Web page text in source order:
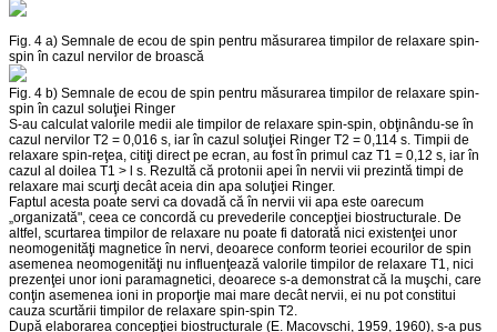
Fig. 4 a) Semnale de ecou de spin pentru măsurarea timpilor de relaxare spin-
spin în cazul nervilor de broască
Fig. 4 b) Semnale de ecou de spin pentru măsurarea timpilor de relaxare spin-
spin în cazul soluţiei Ringer
S-au calculat valorile medii ale timpilor de relaxare spin-spin, obţinându-se în
cazul nervilor T2 = 0,016 s, iar în cazul soluţiei Ringer T2 = 0,114 s. Timpii de
relaxare spin-reţea, citiţi direct pe ecran, au fost în primul caz T1 = 0,12 s, iar în
cazul al doilea T1 > l s. Rezultă că protonii apei în nervii vii prezintă timpi de
relaxare mai scurţi decât aceia din apa soluţiei Ringer.
Faptul acesta poate servi ca dovadă că în nervii vii apa este oarecum
„organizată", ceea ce concordă cu prevederile concepţiei biostructurale. De
altfel, scurtarea timpilor de relaxare nu poate fi datorată nici existenţei unor
neomogenităţi magnetice în nervi, deoarece conform teoriei ecourilor de spin
asemenea neomogenităţi nu influenţează valorile timpilor de relaxare T1, nici
prezenţei unor ioni paramagnetici, deoarece s-a demonstrat că la muşchi, care
conţin asemenea ioni in proporţie mai mare decât nervii, ei nu pot constitui
cauza scurtării timpilor de relaxare spin-spin T2.
După elaborarea concepţiei biostructurale (E. Macovschi, 1959, 1960), s-a pus